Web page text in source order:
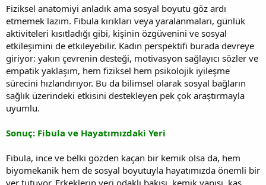
Fiziksel anatomiyi anladık ama sosyal boyutu göz ardı
etmemek lazım. Fibula kırıkları veya yaralanmaları, günlük
aktiviteleri kısıtladığı gibi, kişinin özgüvenini ve sosyal
etkileşimini de etkileyebilir. Kadın perspektifi burada devreye
giriyor: yakın çevrenin desteği, motivasyon sağlayıcı sözler ve
empatik yaklaşım, hem fiziksel hem psikolojik iyileşme
sürecini hızlandırıyor. Bu da bilimsel olarak sosyal bağların
sağlık üzerindeki etkisini destekleyen pek çok araştırmayla
uyumlu.
Sonuç: Fibula ve Hayatımızdaki Yeri
Fibula, ince ve belki gözden kaçan bir kemik olsa da, hem
biyomekanik hem de sosyal boyutuyla hayatımızda önemli bir
yer tutuyor. Erkeklerin veri odaklı bakışı, kemik yapısı, kas